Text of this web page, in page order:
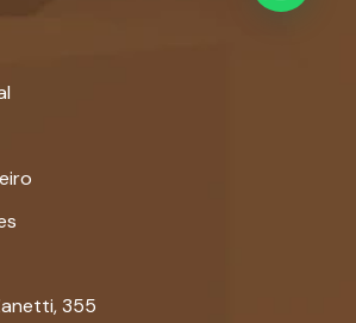
355